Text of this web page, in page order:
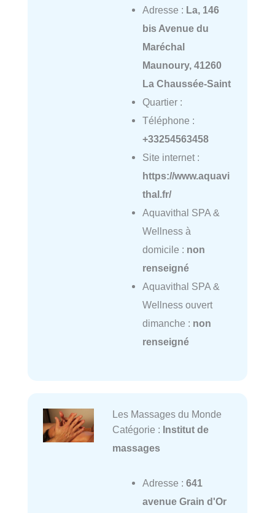
Adresse : La, 146
bis Avenue du
Maréchal
Maunoury, 41260
La Chaussée-Saint
Quartier :
Téléphone :
+33254563458
Site internet :
https://www.aquavi
thal.fr/
Aquavithal SPA &
Wellness à
domicile : non
renseigné
Aquavithal SPA &
Wellness ouvert
dimanche : non
renseigné
Les Massages du Monde
Catégorie : Institut de
massages
Adresse : 641
avenue Grain d'Or